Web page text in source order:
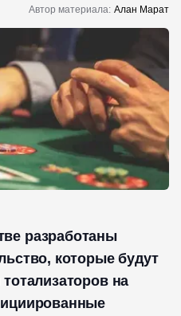
Автор материала: Алан Марат
разработаны
которые будут
на